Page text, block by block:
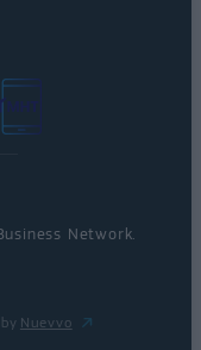
Network
Nuevvo